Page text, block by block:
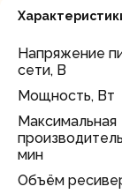
Напряжение
сети, В
Мощность, Вт
Максимальная
мин
Объём